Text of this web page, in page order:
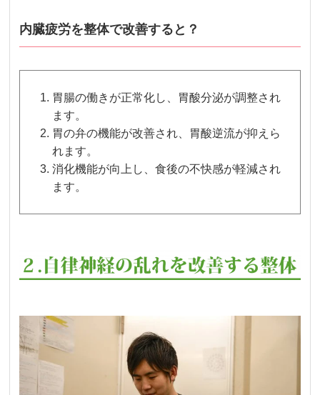
内臓疲労を整体で改善すると？
胃腸の働きが正常化し、胃酸分泌が調整され
ます。
胃の弁の機能が改善され、胃酸逆流が抑えら
れます。
消化機能が向上し、食後の不快感が軽減され
ます。